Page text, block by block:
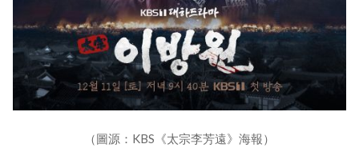
（圖源：KBS《太宗李芳遠》海報）